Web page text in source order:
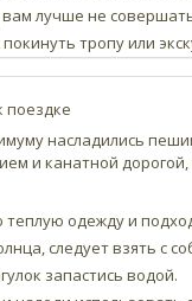
вам лучше не
тропу или
поездке
насладились
и канатной
теплую одежду и
следует взять с
запастись водой.